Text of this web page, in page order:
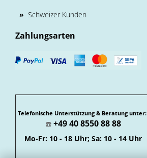
» Schweizer Kunden
Zahlungsarten
Telefonische Unterstützung & Beratung unter:
☎️ +49 40 8550 88 88
Mo-Fr: 10 - 18 Uhr; Sa: 10 - 14 Uhr